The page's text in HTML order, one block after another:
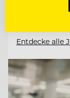
Entdecke alle